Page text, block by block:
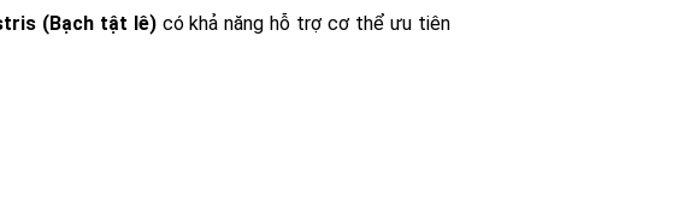
(Bạch tật lê)có khả năng hỗ trợ cơ thể ưu tiên